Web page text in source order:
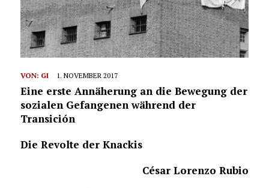
VON: GI 1. NOVEMBER 2017
Eine erste Annäherung an die Bewegung der
sozialen Gefangenen während der
Transición
Die Revolte der Knackis
César Lorenzo Rubio